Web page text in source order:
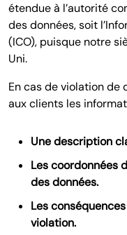
étendue à l’autorité
des données, soit
(ICO), puisque notre
Uni.
En cas de violation de
aux clients les
Une description
Les coordonnées
des données.
Les
violation.